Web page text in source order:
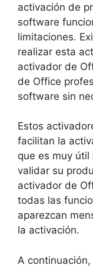
activación de
software
limitaciones.
realizar esta
activador de
de Office
software sin
Estos
facilitan la
que es muy
validar su
activador de
todas las
aparezcan
la activación.
A